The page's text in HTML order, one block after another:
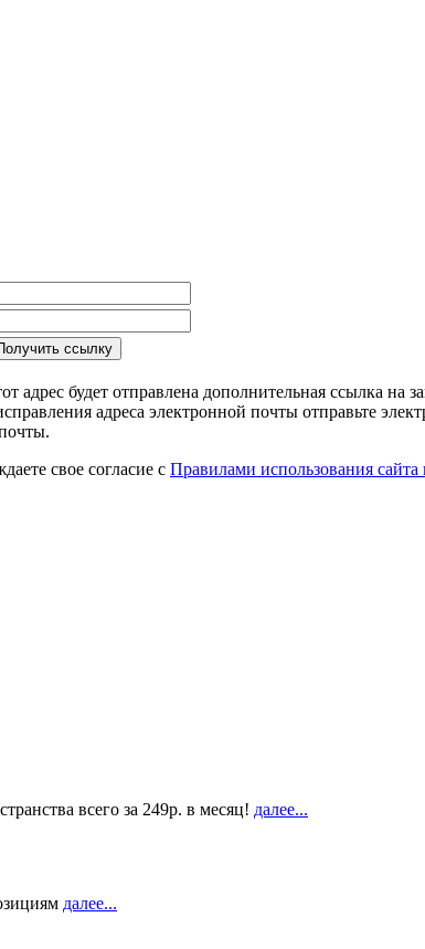
адрес будет отправлена дополнительная ссылка
адреса электронной почты отправьте
свое согласие с Правилами использования
всего за 249р. в месяц! далее...
далее...